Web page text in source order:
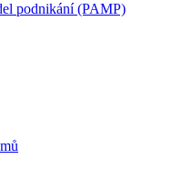
podnikání (PAMP)